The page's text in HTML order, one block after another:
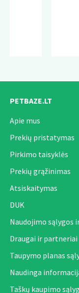
PETBAZE.LT
Apie mus
Prekių pristatymas
Pirkimo taisyklės
Prekių grąžinimas
Atsiskaitymas
DUK
Naudojimo sąlygos
Draugai ir partneriai
Taupymo planas
Naudinga
Taškų kaupimo